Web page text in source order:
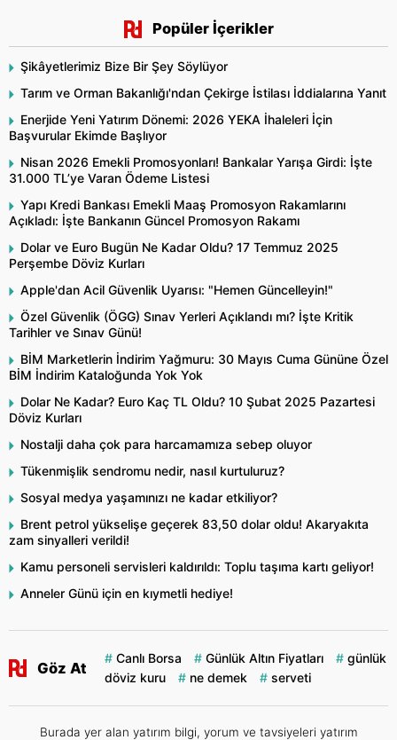
Popüler İçerikler
Şikâyetlerimiz Bize Bir Şey Söylüyor
Tarım ve Orman Bakanlığı'ndan Çekirge İstilası İddialarına Yanıt
Enerjide Yeni Yatırım Dönemi: 2026 YEKA İhaleleri İçin
Başvurular Ekimde Başlıyor
Nisan 2026 Emekli Promosyonları! Bankalar Yarışa Girdi: İşte
31.000 TL’ye Varan Ödeme Listesi
Yapı Kredi Bankası Emekli Maaş Promosyon Rakamlarını
Açıkladı: İşte Bankanın Güncel Promosyon Rakamı
Dolar ve Euro Bugün Ne Kadar Oldu? 17 Temmuz 2025
Perşembe Döviz Kurları
Apple'dan Acil Güvenlik Uyarısı: "Hemen Güncelleyin!"
Özel Güvenlik (ÖGG) Sınav Yerleri Açıklandı mı? İşte Kritik
Tarihler ve Sınav Günü!
BİM Marketlerin İndirim Yağmuru: 30 Mayıs Cuma Gününe Özel
BİM İndirim Kataloğunda Yok Yok
Dolar Ne Kadar? Euro Kaç TL Oldu? 10 Şubat 2025 Pazartesi
Döviz Kurları
Nostalji daha çok para harcamamıza sebep oluyor
Tükenmişlik sendromu nedir, nasıl kurtuluruz?
Sosyal medya yaşamınızı ne kadar etkiliyor?
Brent petrol yükselişe geçerek 83,50 dolar oldu! Akaryakıta
zam sinyalleri verildi!
Kamu personeli servisleri kaldırıldı: Toplu taşıma kartı geliyor!
Anneler Günü için en kıymetli hediye!
Göz At
Canlı Borsa Günlük Altın Fiyatları
günlük
döviz kuru
ne demek serveti
Burada yer alan yatırım bilgi, yorum ve tavsiyeleri yatırım